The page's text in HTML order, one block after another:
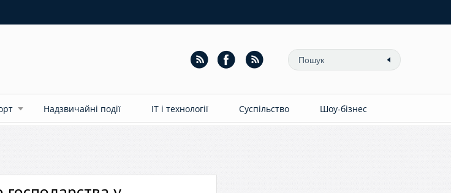
Надзвичайні події ІТ і технології Суспільство Шоу-бізнес